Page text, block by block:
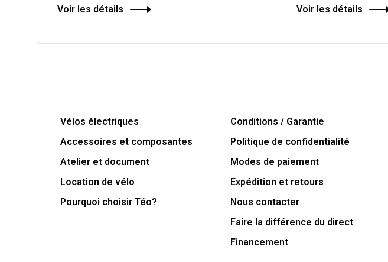
Voir les détails Voir les détails
Vélos électriques
Accessoires et composantes
Atelier et document
Location de vélo
Pourquoi choisir Téo?
Conditions / Garantie
Politique de confidentialité
Modes de paiement
Expédition et retours
Nous contacter
Faire la différence du direct
Financement